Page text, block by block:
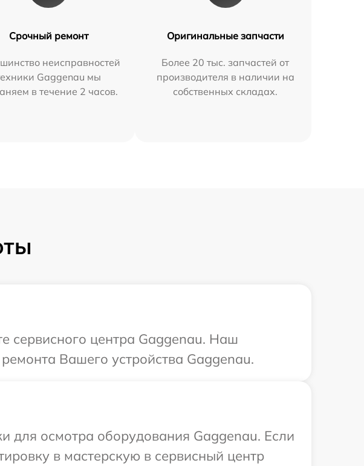
Срочный ремонт
неисправностей
Gaggenau мы
в течение 2 часов.
Оригинальные запчасти
Более 20 тыс. запчастей от
производителя в наличии на
собственных складах.
сервисного центра Gaggenau. Наш
Вашего устройства Gaggenau.
осмотра оборудования Gaggenau. Если
в мастерскую в сервисный центр